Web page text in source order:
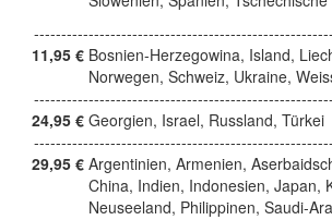
11,95 € Bosnien-Herzegowina, Island,
Norwegen, Schweiz, Ukraine,
24,95 € Georgien, Israel, Russland, Türkei
29,95 € Argentinien, Armenien,
China, Indien, Indonesien, Japan,
Neuseeland, Philippinen, Saudi-